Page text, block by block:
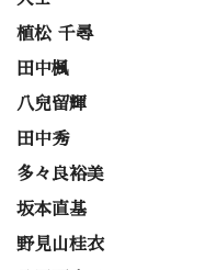
植松 千尋
田中楓
八兒留輝
田中秀
多々良裕美
坂本直基
野見山桂衣